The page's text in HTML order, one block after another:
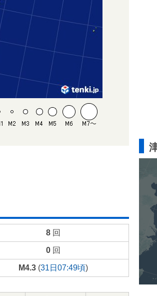
8回
0回
M4.3(31日07:49頃)